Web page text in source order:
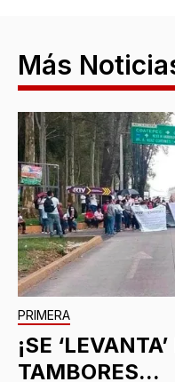
Más
PRIMERA
¡SE
TAMBORES...